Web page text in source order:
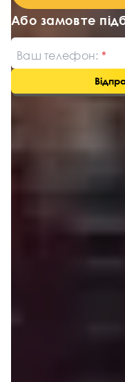
Або замовте
Ваш телефон: